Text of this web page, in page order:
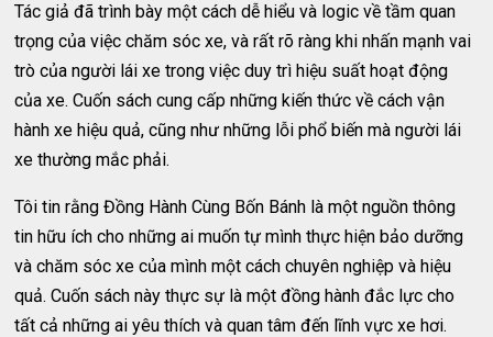
Tác giả đã trình bày một cách dễ hiểu và logic về tầm quan
trọng của việc chăm sóc xe, và rất rõ ràng khi nhấn mạnh vai
trò của người lái xe trong việc duy trì hiệu suất hoạt động
của xe. Cuốn sách cung cấp những kiến thức về cách vận
hành xe hiệu quả, cũng như những lỗi phổ biến mà người lái
xe thường mắc phải.
Tôi tin rằng Đồng Hành Cùng Bốn Bánh là một nguồn thông
tin hữu ích cho những ai muốn tự mình thực hiện bảo dưỡng
và chăm sóc xe của mình một cách chuyên nghiệp và hiệu
quả. Cuốn sách này thực sự là một đồng hành đắc lực cho
tất cả những ai yêu thích và quan tâm đến lĩnh vực xe hơi.